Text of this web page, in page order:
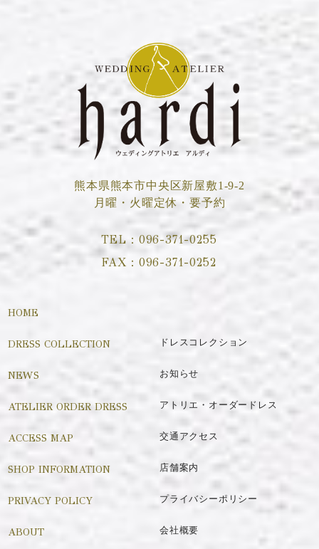
熊本県熊本市中央区新屋敷1-9-2
月曜・火曜定休・要予約
TEL： 096-371-0255
FAX： 096-371-0252
HOME
DRESS COLLECTION ドレスコレクション
NEWS お知らせ
ATELIER ORDER DRESS アトリエ・オーダードレス
ACCESS MAP 交通アクセス
SHOP INFORMATION 店舗案内
PRIVACY POLICY プライバシーポリシー
ABOUT 会社概要